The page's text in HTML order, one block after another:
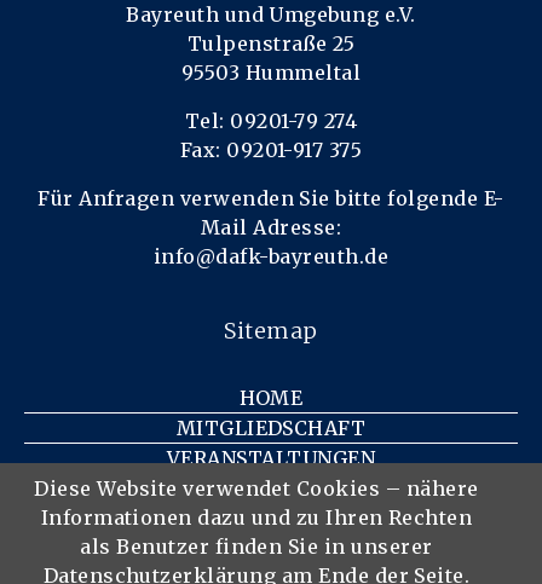
Bayreuth und Umgebung e.V.
Tulpenstraße 25
95503 Hummeltal
Tel: 09201-79 274
Fax: 09201-917 375
Für Anfragen verwenden Sie bitte folgende E-
Mail Adresse:
info@dafk-bayreuth.de
Sitemap
HOME
MITGLIEDSCHAFT
VERANSTALTUNGEN
KONTAKT
IMPRESSUM
DATENSCHUTZ
Diese Website verwendet Cookies – nähere
Informationen dazu und zu Ihren Rechten
als Benutzer finden Sie in unserer
Datenschutzerklärung am Ende der Seite.